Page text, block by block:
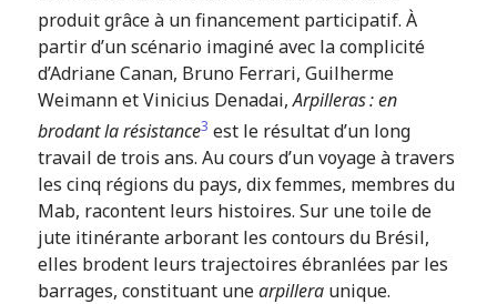
produit grâce à un financement participatif. À
partir d’un scénario imaginé avec la complicité
d’Adriane Canan, Bruno Ferrari, Guilherme
Weimann et Vinicius Denadai,Arpilleras : en
brodant la résistance3 est le résultat d’un long
travail de trois ans. Au cours d’un voyage à travers
les cinq régions du pays, dix femmes, membres du
Mab, racontent leurs histoires. Sur une toile de
jute itinérante arborant les contours du Brésil,
elles brodent leurs trajectoires ébranlées par les
barrages, constituant unearpilleraunique.